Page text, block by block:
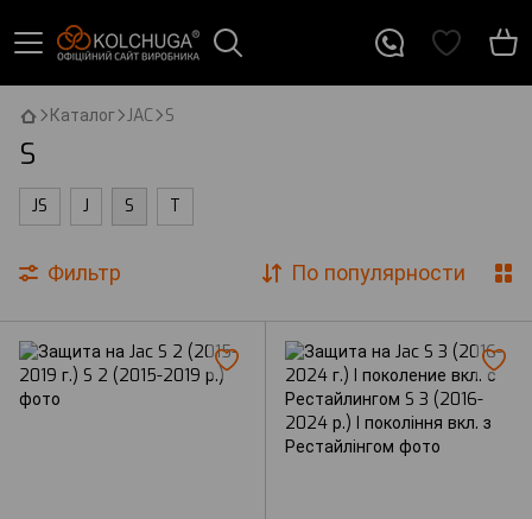
Каталог JAC S
S
JS J S T
Фильтр По популярности